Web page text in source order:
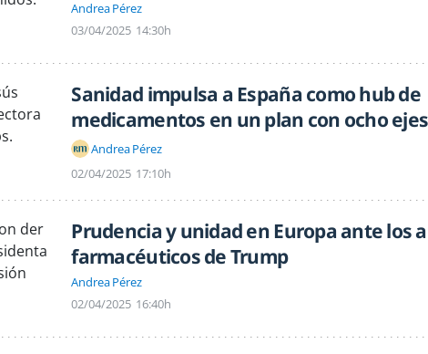
Andrea Pérez
03/04/2025 14:30h
Sanidad impulsa a España como hub de
medicamentos en un plan con ocho ejes
Andrea Pérez
02/04/2025 17:10h
Prudencia y unidad en Europa ante los
farmacéuticos de Trump
Andrea Pérez
02/04/2025 16:40h